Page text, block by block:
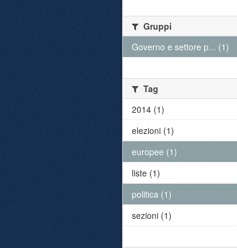
Gruppi
Governo e settore p... (1)
Tag
2014 (1)
elezioni (1)
europee (1)
liste (1)
politica (1)
sezioni (1)